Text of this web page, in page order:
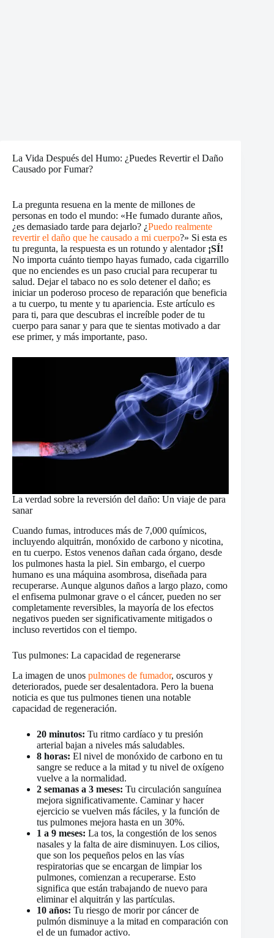
La Vida Después del Humo: ¿Puedes Revertir el Daño
Causado por Fumar?
La pregunta resuena en la mente de millones de
personas en todo el mundo: «He fumado durante años,
¿es demasiado tarde para dejarlo? ¿Puedo realmente
revertir el daño que he causado a mi cuerpo?» Si esta es
tu pregunta, la respuesta es un rotundo y alentador ¡SÍ!
No importa cuánto tiempo hayas fumado, cada cigarrillo
que no enciendes es un paso crucial para recuperar tu
salud. Dejar el tabaco no es solo detener el daño; es
iniciar un poderoso proceso de reparación que beneficia
a tu cuerpo, tu mente y tu apariencia. Este artículo es
para ti, para que descubras el increíble poder de tu
cuerpo para sanar y para que te sientas motivado a dar
ese primer, y más importante, paso.
La verdad sobre la reversión del daño: Un viaje de para
sanar
Cuando fumas, introduces más de 7,000 químicos,
incluyendo alquitrán, monóxido de carbono y nicotina,
en tu cuerpo. Estos venenos dañan cada órgano, desde
los pulmones hasta la piel. Sin embargo, el cuerpo
humano es una máquina asombrosa, diseñada para
recuperarse. Aunque algunos daños a largo plazo, como
el enfisema pulmonar grave o el cáncer, pueden no ser
completamente reversibles, la mayoría de los efectos
negativos pueden ser significativamente mitigados o
incluso revertidos con el tiempo.
Tus pulmones: La capacidad de regenerarse
La imagen de unos pulmones de fumador, oscuros y
deteriorados, puede ser desalentadora. Pero la buena
noticia es que tus pulmones tienen una notable
capacidad de regeneración.
20 minutos: Tu ritmo cardíaco y tu presión
arterial bajan a niveles más saludables.
8 horas: El nivel de monóxido de carbono en tu
sangre se reduce a la mitad y tu nivel de oxígeno
vuelve a la normalidad.
2 semanas a 3 meses: Tu circulación sanguínea
mejora significativamente. Caminar y hacer
ejercicio se vuelven más fáciles, y la función de
tus pulmones mejora hasta en un 30%.
1 a 9 meses: La tos, la congestión de los senos
nasales y la falta de aire disminuyen. Los cilios,
que son los pequeños pelos en las vías
respiratorias que se encargan de limpiar los
pulmones, comienzan a recuperarse. Esto
significa que están trabajando de nuevo para
eliminar el alquitrán y las partículas.
10 años: Tu riesgo de morir por cáncer de
pulmón disminuye a la mitad en comparación con
el de un fumador activo.